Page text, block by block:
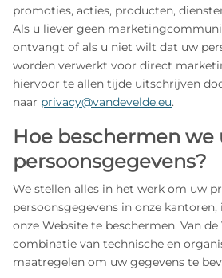
promoties, acties, producten,
Als u liever geen
ontvangt of als u niet wilt dat uw
worden verwerkt voor direct
hiervoor te allen tijde uitschrijven
naar privacy@vandevelde.eu.
Hoe beschermen we
persoonsgegevens?
We stellen alles in het werk om uw
persoonsgegevens in onze
onze Website te beschermen. Van
combinatie van technische en
maatregelen om uw gegevens te